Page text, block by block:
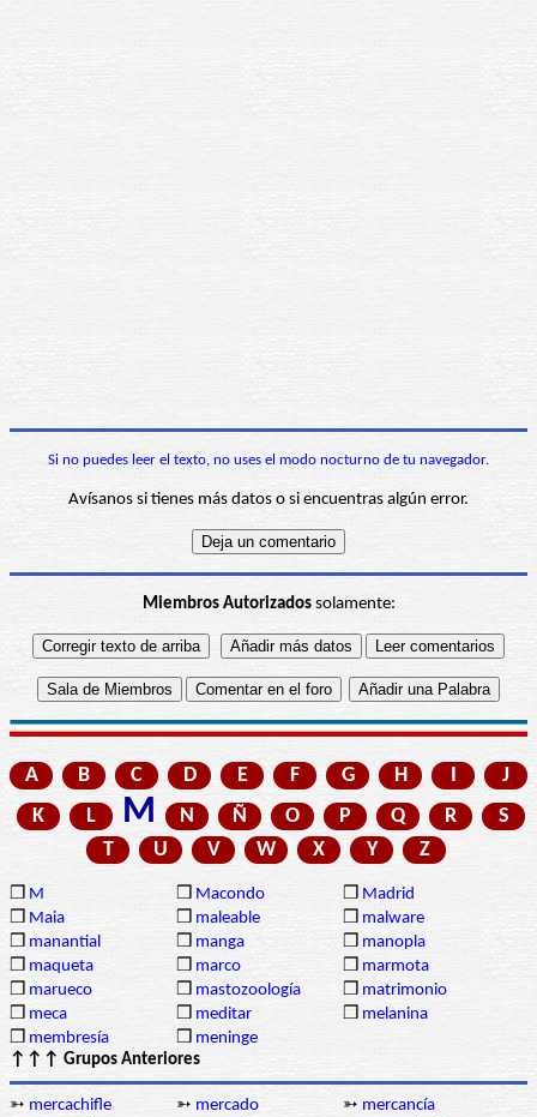
Si no puedes leer el texto, no uses el modo nocturno de tu navegador.
Avísanos si tienes más datos o si encuentras algún error.
Miembros Autorizadossolamente:
A B C D E F G H I
J
K
L M N Ñ O P Q R
S
T
U V W X Y Z
❒ M ❒ Macondo ❒ Madrid
❒ Maia ❒ maleable ❒ malware
❒ manantial ❒ manga ❒ manopla
❒ maqueta ❒ marco ❒ marmota
❒ marueco ❒ mastozoología ❒ matrimonio
❒ meca ❒ meditar ❒ melanina
❒ membresía ❒ meninge
↑↑↑ Grupos Anteriores
➳ mercachifle ➳ mercado ➳ mercancía